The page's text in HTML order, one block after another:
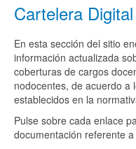
Cartelera Digital
En esta sección del sitio
información actualizada
coberturas de cargos
nodocentes, de acuerdo a
establecidos en la
Pulse sobre cada enlace
documentación referente